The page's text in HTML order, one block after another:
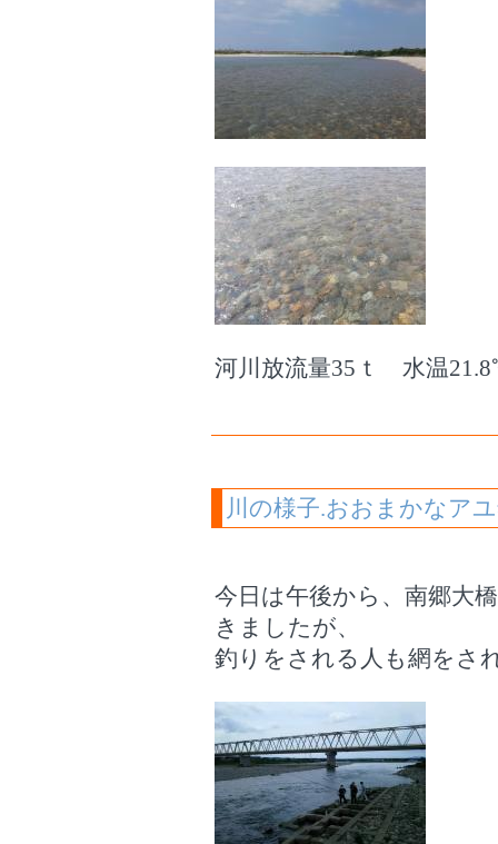
河川放流量35ｔ 水温
川の様子.おおまかなア
今日は午後から、南郷大
きましたが、
釣りをされる人も網をさ